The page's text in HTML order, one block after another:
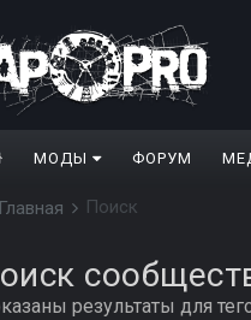
МОДЫ ФОРУМ
Главная Поиск
результаты для